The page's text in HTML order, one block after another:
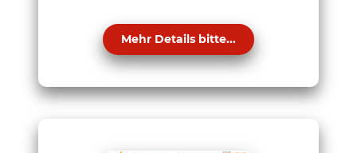
Mehr Details bitte...